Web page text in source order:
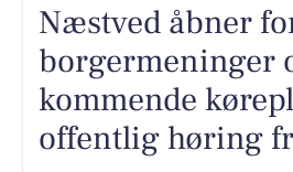
Næstved åbner
borgermeninger
kommende
offentlig høring